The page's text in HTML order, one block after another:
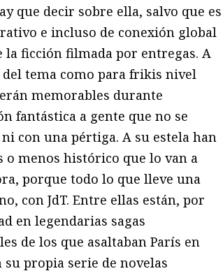
que decir sobre ella, salvo que es
e incluso de conexión global
la ficción filmada por entregas. A
del tema como para frikis nivel
memorables durante
fantástica a gente que no se
con una pértiga. A su estela han
o menos histórico que lo van a
porque todo lo que lleve una
con JdT. Entre ellas están, por
en legendarias sagas
de los que asaltaban París en
su propia serie de novelas